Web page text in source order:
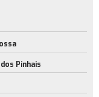
Pinhais